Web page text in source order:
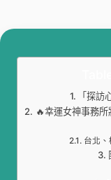
「探訪
🔥幸運女神事務
台北、